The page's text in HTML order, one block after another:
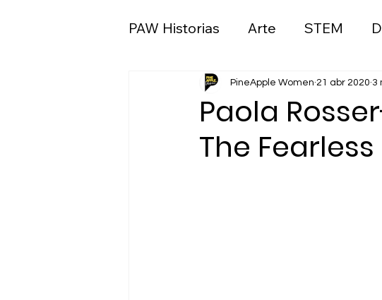
PAW Historias Arte STEM
Ciencias sociales y política
Medios de comunicación
Paola
The
PineApple Women 21 abr 2020 3